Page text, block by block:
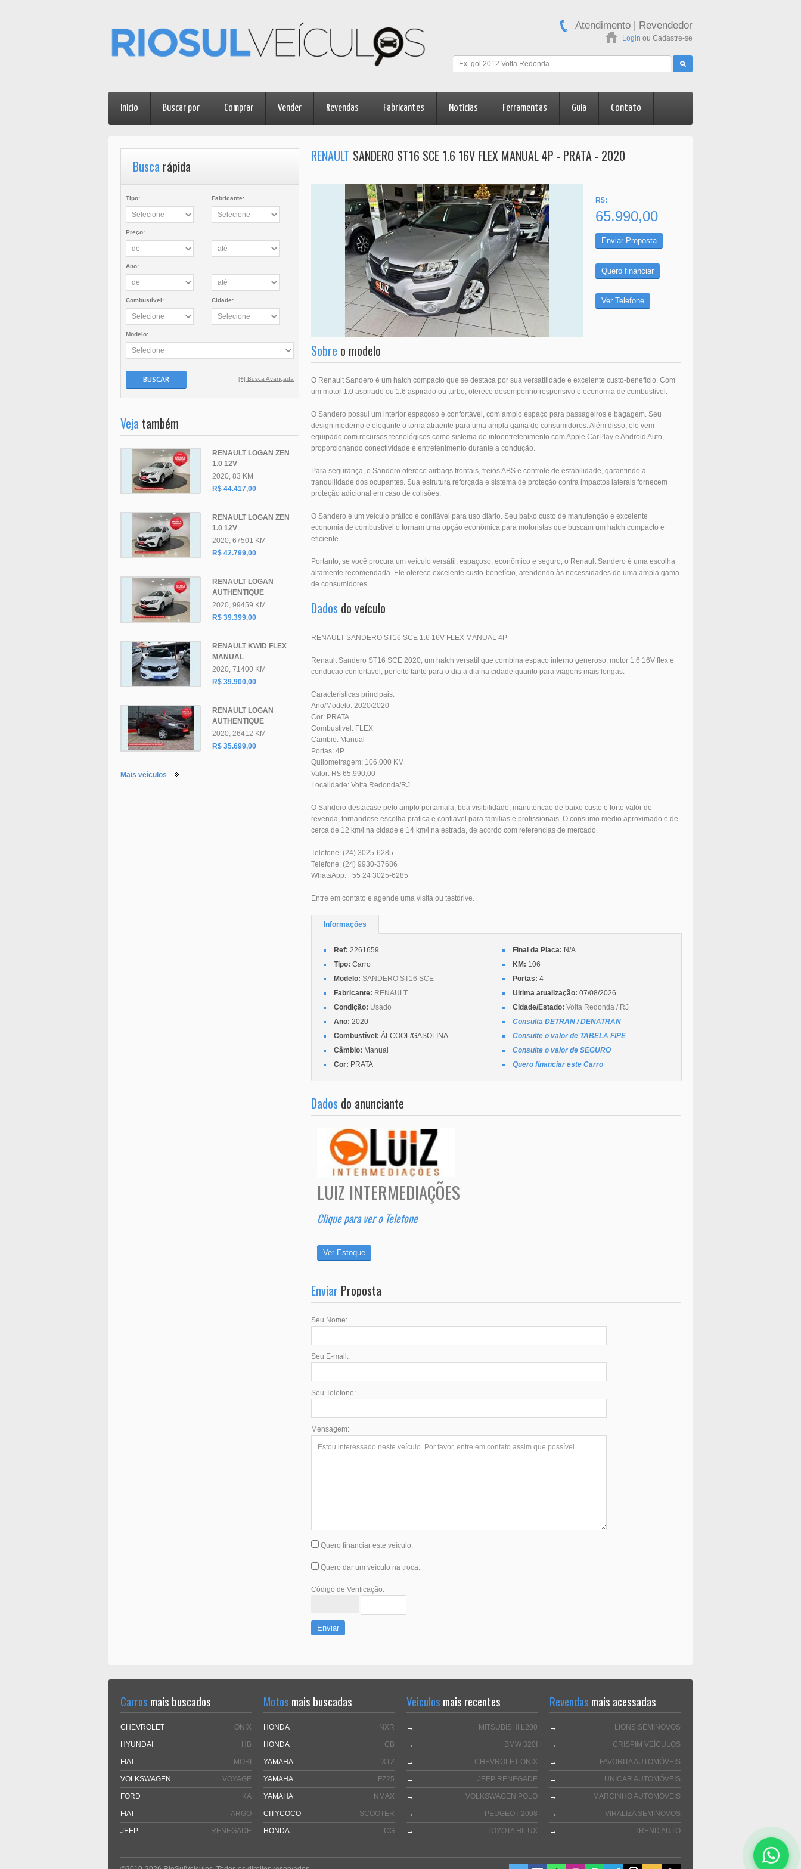
Atendimento | Revendedor
Login ou Cadastre-se
Início Buscar por Comprar Vender Revendas Fabricantes Notícias Ferramentas Guia Contato
RENAULT SANDERO ST16 SCE 1.6 16V FLEX MANUAL 4P - PRATA - 2020
R$:
65.990,00
Enviar Proposta
Quero financiar
Ver Telefone
Sobre o modelo
O Renault Sandero é um hatch compacto que se destaca por sua versatilidade e excelente custo-benefício. Com
um motor 1.0 aspirado ou 1.6 aspirado ou turbo, oferece desempenho responsivo e economia de combustível.
O Sandero possui um interior espaçoso e confortável, com amplo espaço para passageiros e bagagem. Seu
design moderno e elegante o torna atraente para uma ampla gama de consumidores. Além disso, ele vem
equipado com recursos tecnológicos como sistema de infoentretenimento com Apple CarPlay e Android Auto,
proporcionando conectividade e entretenimento durante a condução.
Para segurança, o Sandero oferece airbags frontais, freios ABS e controle de estabilidade, garantindo a
tranquilidade dos ocupantes. Sua estrutura reforçada e sistema de proteção contra impactos laterais fornecem
proteção adicional em caso de colisões.
O Sandero é um veículo prático e confiável para uso diário. Seu baixo custo de manutenção e excelente
economia de combustível o tornam uma opção econômica para motoristas que buscam um hatch compacto e
eficiente.
Portanto, se você procura um veículo versátil, espaçoso, econômico e seguro, o Renault Sandero é uma escolha
altamente recomendada. Ele oferece excelente custo-benefício, atendendo às necessidades de uma ampla gama
de consumidores.
Dados do veículo
RENAULT SANDERO ST16 SCE 1.6 16V FLEX MANUAL 4P
Renault Sandero ST16 SCE 2020, um hatch versatil que combina espaco interno generoso, motor 1.6 16V flex e
conducao confortavel, perfeito tanto para o dia a dia na cidade quanto para viagens mais longas.
Caracteristicas principais:
Ano/Modelo: 2020/2020
Cor: PRATA
Combustivel: FLEX
Cambio: Manual
Portas: 4P
Quilometragem: 106.000 KM
Valor: R$ 65.990,00
Localidade: Volta Redonda/RJ
O Sandero destacase pelo amplo portamala, boa visibilidade, manutencao de baixo custo e forte valor de
revenda, tornandose escolha pratica e confiavel para familias e profissionais. O consumo medio aproximado e de
cerca de 12 km/l na cidade e 14 km/l na estrada, de acordo com referencias de mercado.
Telefone: (24) 3025-6285
Telefone: (24) 9930-37686
WhatsApp: +55 24 3025-6285
Entre em contato e agende uma visita ou testdrive.
Informações
Ref: 2261659
Tipo: Carro
Modelo: SANDERO ST16 SCE
Fabricante: RENAULT
Condição: Usado
Ano: 2020
Combustível: ÁLCOOL/GASOLINA
Câmbio: Manual
Cor: PRATA
Final da Placa: N/A
KM: 106
Portas: 4
Ultima atualização: 07/08/2026
Cidade/Estado: Volta Redonda / RJ
Consulta DETRAN / DENATRAN
Consulte o valor de TABELA FIPE
Consulte o valor de SEGURO
Quero financiar este Carro
Dados do anunciante
LUIZ INTERMEDIAÇÕES
Clique para ver o Telefone
Ver Estoque
Enviar Proposta
Seu Nome:
Seu E-mail:
Seu Telefone:
Mensagem:
Quero financiar este veículo.
Quero dar um veículo na troca.
Código de Verificação:
Enviar
Busca rápida
Tipo: Fabricante:
Preço:
Ano:
Combustível: Cidade:
Modelo:
BUSCAR [+] Busca Avançada
Veja também
RENAULT LOGAN ZEN
1.0 12V
2020, 83 KM
R$ 44.417,00
RENAULT LOGAN ZEN
1.0 12V
2020, 67501 KM
R$ 42.799,00
RENAULT LOGAN
AUTHENTIQUE
2020, 99459 KM
R$ 39.399,00
RENAULT KWID FLEX
MANUAL
2020, 71400 KM
R$ 39.900,00
RENAULT LOGAN
AUTHENTIQUE
2020, 26412 KM
R$ 35.699,00
Mais veículos
Carros mais buscados
CHEVROLET ONIX
HYUNDAI HB
FIAT MOBI
VOLKSWAGEN VOYAGE
FORD KA
FIAT ARGO
JEEP RENEGADE
Motos mais buscadas
HONDA NXR
HONDA CB
YAMAHA XTZ
YAMAHA FZ25
YAMAHA NMAX
CITYCOCO SCOOTER
HONDA CG
Veiculos mais recentes
→ MITSUBISHI L200
→ BMW 320I
→ CHEVROLET ONIX
→ JEEP RENEGADE
→ VOLKSWAGEN POLO
→ PEUGEOT 2008
→ TOYOTA HILUX
Revendas mais acessadas
→ LIONS SEMINOVOS
→ CRISPIM VEÍCULOS
→ FAVORITA AUTOMÓVEIS
→ UNICAR AUTOMÓVEIS
→ MARCINHO AUTOMÓVEIS
→ VIRALIZA SEMINOVOS
→ TREND AUTO